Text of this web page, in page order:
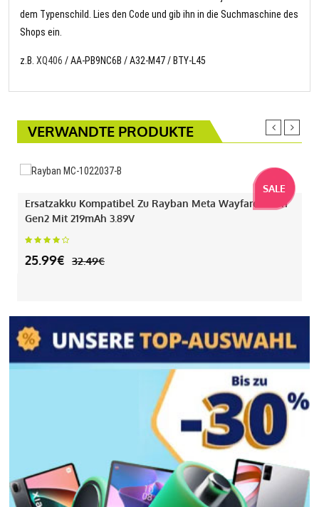
dem Typenschild. Lies den Code und gib ihn in die Suchmaschine des
Shops ein.
z.B. XQ406 / AA-PB9NC6B / A32-M47 / BTY-L45
VERWANDTE PRODUKTE
SALE
Ersatzakku Kompatibel Zu Rayban Meta Wayfarer Gen1
Gen2 Mit 219mAh 3.89V
25.99€ 32.49€